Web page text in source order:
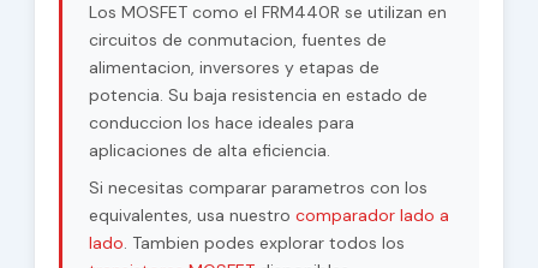
Los MOSFET como el FRM440R se utilizan en
circuitos de conmutacion, fuentes de
alimentacion, inversores y etapas de
potencia. Su baja resistencia en estado de
conduccion los hace ideales para
aplicaciones de alta eficiencia.
Si necesitas comparar parametros con los
equivalentes, usa nuestro comparador lado a
lado. Tambien podes explorar todos los